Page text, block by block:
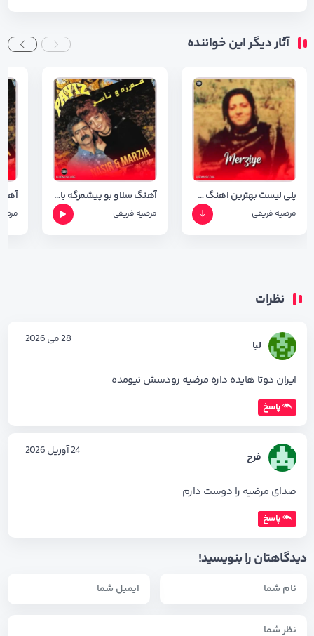
آثار دیگر این خواننده
پلی لیست بهترین اهنگ های مرضیه فریقی
مرضیه فریقی
آهنگ سلاو بو پیشمرگه با صدای مرضیه فریقی با کیفیت ۳۲۰
مرضیه فریقی
نظرات
لبا 28 می 2026
ایران دوتا هایده داره مرضیه رودسش نیومده
پاسخ
فرح 24 آوریل 2026
صدای مرضیه را دوست دارم
پاسخ
دیدگاهتان را بنویسید!